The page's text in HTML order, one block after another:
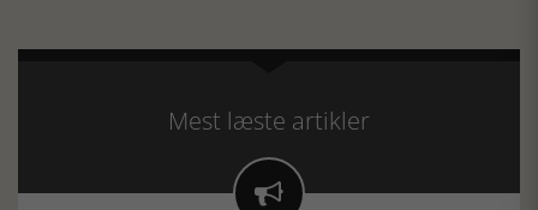
Mest læste artikler
